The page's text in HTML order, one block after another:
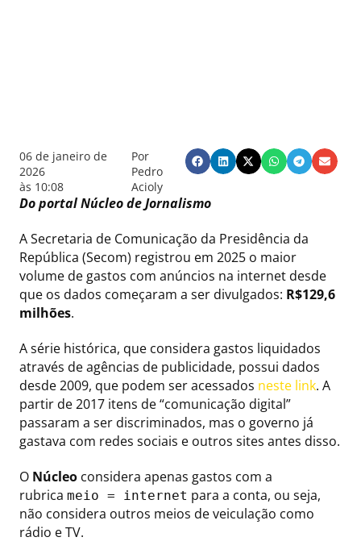
06 de janeiro de
2026
às 10:08
Por
Pedro
Acioly
Do portal Núcleo de Jornalismo
A Secretaria de Comunicação da Presidência da
República (Secom) registrou em 2025 o maior
volume de gastos com anúncios na internet desde
que os dados começaram a ser divulgados: R$129,6
milhões.
A série histórica, que considera gastos liquidados
através de agências de publicidade, possui dados
desde 2009, que podem ser acessados neste link. A
partir de 2017 itens de “comunicação digital”
passaram a ser discriminados, mas o governo já
gastava com redes sociais e outros sites antes disso.
O Núcleo considera apenas gastos com a
rubrica meio = internet para a conta, ou seja,
não considera outros meios de veiculação como
rádio e TV.